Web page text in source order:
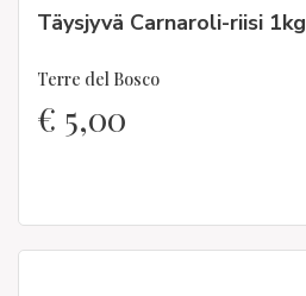
Täysjyvä Carnaroli-riisi 1kg
Terre del Bosco
€ 5,00